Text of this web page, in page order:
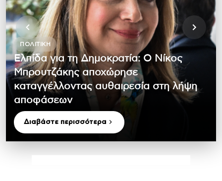
ΠΟΛΙΤΙΚΉ
Ελπίδα για τη Δημοκρατία: Ο Νίκος
Μπρουτζάκης αποχώρησε
καταγγέλλοντας αυθαιρεσία στη λήψη
αποφάσεων
Διαβάστε περισσότερα